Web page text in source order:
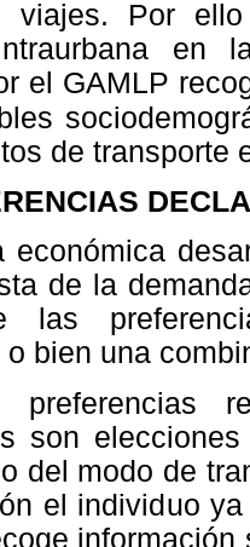
viajes. Por
en
el GAMLP
de transporte
económica
de la
las
bien una
preferencias
son
del modo de
el individuo